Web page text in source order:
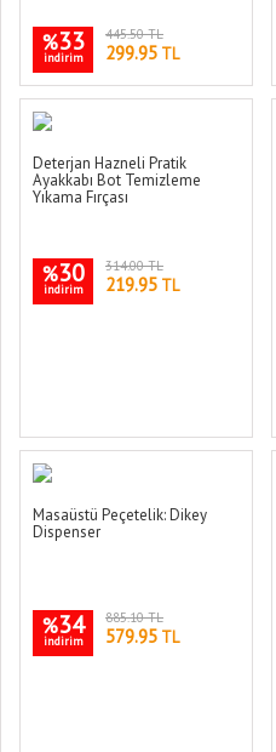
%33
indirim
445.50 TL
299.95 TL
Deterjan Hazneli Pratik
Ayakkabı Bot Temizleme
Yıkama Fırçası
%30
indirim
314.00 TL
219.95 TL
Masaüstü Peçetelik: Dikey
Dispenser
%34
indirim
885.10 TL
579.95 TL